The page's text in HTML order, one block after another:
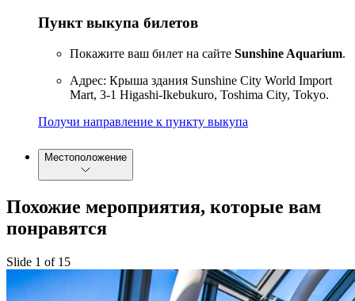
Пункт выкупа билетов
Покажите ваш билет на сайте Sunshine Aquarium.
Адрес: Крыша здания Sunshine City World Import
Mart, 3-1 Higashi-Ikebukuro, Toshima City, Tokyo.
Получи направление к пункту выкупа
Местоположение
Похожие мероприятия, которые вам
понравятся
Slide 1 of 15